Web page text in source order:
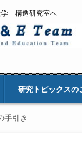
学 構造研究室へ
研究トピックスの
手引き